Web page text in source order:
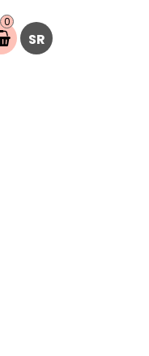
0
Stavke
0, 00
RSD
SR